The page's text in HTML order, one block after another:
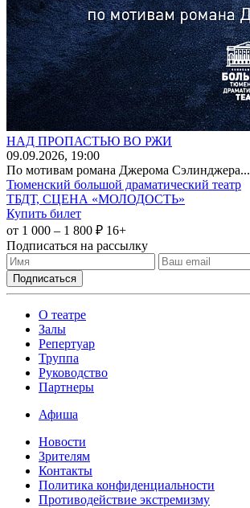
НАД ПРОПАСТЬЮ ВО РЖИ
09.09.2026, 19:00
По мотивам романа Джерома Сэлинджера...
Тюменский большой драматический театр
ТБДТ, СЦЕНА «МОЛОДОСТЬ»
Купить билет
от 1 000 – 1 800 ₽ 16+
Подписаться на рассылку
О театре
Залы
Репертуар
Труппа
Руководство
Партнеры
Афиша
Новости
Зрителям
Контакты
Политика конфиденциальности
Противодействие экстремизму